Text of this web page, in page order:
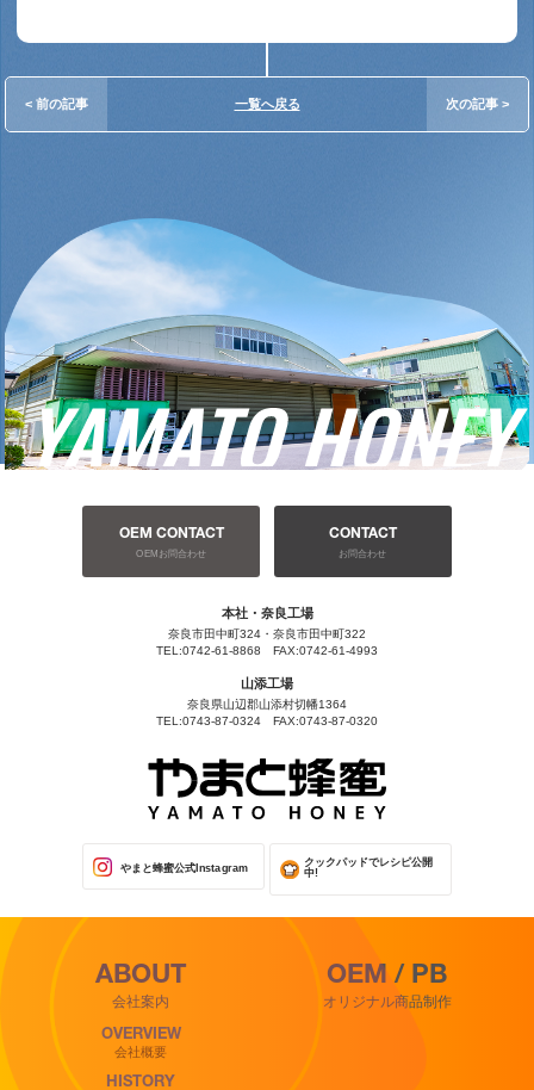
< 前の記事 一覧へ戻る 次の記事 >
本社・奈良工場
奈良市田中町324・奈良市田中町322
TEL:0742-61-8868 FAX:0742-61-4993
山添工場
奈良県山辺郡山添村切幡1364
TEL:0743-87-0324 FAX:0743-87-0320
OEM CONTACT
OEMお問合わせ
CONTACT
お問合わせ
やまと蜂蜜公式Instagram
クックパッドでレシピ公開
中!
ABOUT
会社案内
OVERVIEW
会社概要
HISTORY
OEM / PB
オリジナル商品制作